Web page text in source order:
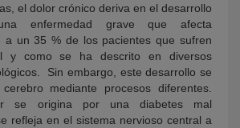
el dolor crónico deriva en el desarrollo
enfermedad grave que afecta
a un 35 % de los pacientes que sufren
y como se ha descrito en diversos
Sin embargo, este desarrollo se
mediante procesos diferentes.
se origina por una diabetes mal
refleja en el sistema nervioso central a